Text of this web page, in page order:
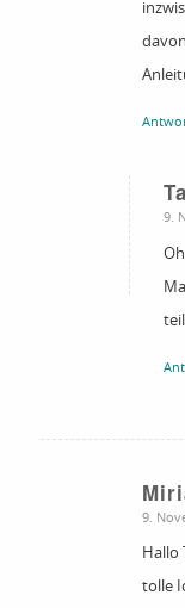
9.
9.
Hallo
tolle